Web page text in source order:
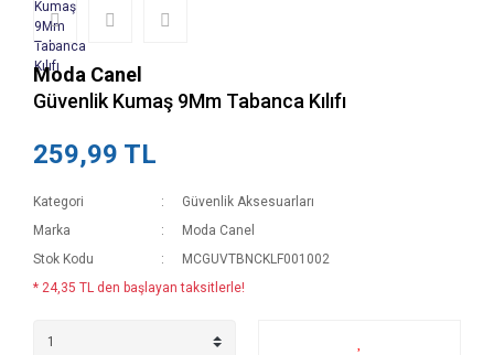
Moda Canel
Güvenlik Kumaş 9Mm Tabanca Kılıfı
259,99 TL
Kategori
Güvenlik Aksesuarları
Marka
Moda Canel
Stok Kodu
MCGUVTBNCKLF001002
* 24,35 TL den başlayan taksitlerle!